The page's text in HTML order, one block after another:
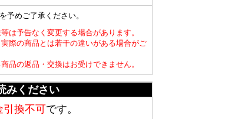
予めご了承ください。
は予告なく変更する場合があります。
際の商品とは若干の違いがある場合がご
品の返品・交換はお受けできません。
みください
引換不可です。